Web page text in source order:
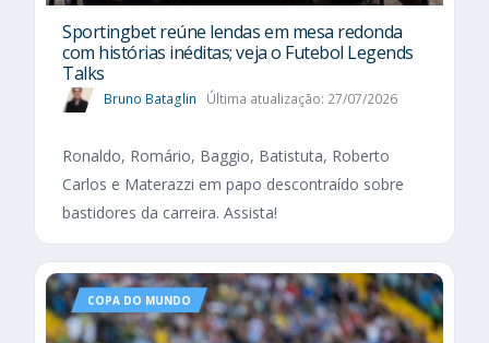
Sportingbet reúne lendas em mesa redonda
com histórias inéditas; veja o Futebol Legends
Talks
Bruno Bataglin Última atualização: 27/07/2026
Ronaldo, Romário, Baggio, Batistuta, Roberto
Carlos e Materazzi em papo descontraído sobre
bastidores da carreira. Assista!
COPA DO MUNDO